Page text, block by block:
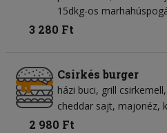
15dkg-os
3 280 Ft
Csirkés burger
házi buci grill csirkemell
cheddar sajt majonéz
2 980 Ft